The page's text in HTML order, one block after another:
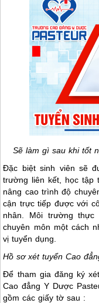
Sẽ làm gì sau khi tốt
Đặc biệt sinh viên sẽ
trường liên kết, học tập
nâng cao trình độ
cận trực tiếp được với
nhân. Môi trường
chuyên môn một cách
vị tuyển dụng.
Hồ sơ xét tuyển Cao
Để tham gia đăng ký
Cao đẳng Y Dược
gồm các giấy tờ sau :